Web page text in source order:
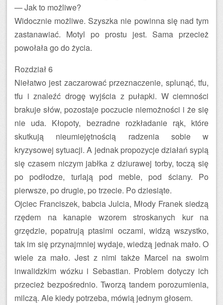
— Jak to możliwe?
Widocznie możliwe. Szyszka nie powinna się nad tym
zastanawiać. Motyl po prostu jest. Sama przecież
powołała go do życia.
Rozdział 6
Niełatwo jest zaczarować przeznaczenie, splunąć, tfu,
tfu i znaleźć drogę wyjścia z pułapki. W ciemności
brakuje słów, pozostaje poczucie niemożności i że się
nie uda. Kłopoty, bezradne rozkładanie rąk, które
skutkują nieumiejętnością radzenia sobie w
kryzysowej sytuacji. A jednak propozycje działań sypią
się czasem niczym jabłka z dziurawej torby, toczą się
po podłodze, turlają pod meble, pod ściany. Po
pierwsze, po drugie, po trzecie. Po dziesiąte.
Ojciec Franciszek, babcia Julcia, Młody Franek siedzą
rzędem na kanapie wzorem stroskanych kur na
grzędzie, popatrują ptasimi oczami, widzą wszystko,
tak im się przynajmniej wydaje, wiedzą jednak mało. O
wiele za mało. Jest z nimi także Marcel na swoim
inwalidzkim wózku i Sebastian. Problem dotyczy ich
przecież bezpośrednio. Tworzą tandem porozumienia,
milczą. Ale kiedy potrzeba, mówią jednym głosem.